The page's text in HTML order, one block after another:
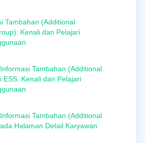
Tambahan (Additional
Kenali dan Pelajari
Tambahan (Additional
ESS: Kenali dan Pelajari
Tambahan (Additional
Halaman Detail Karyawan